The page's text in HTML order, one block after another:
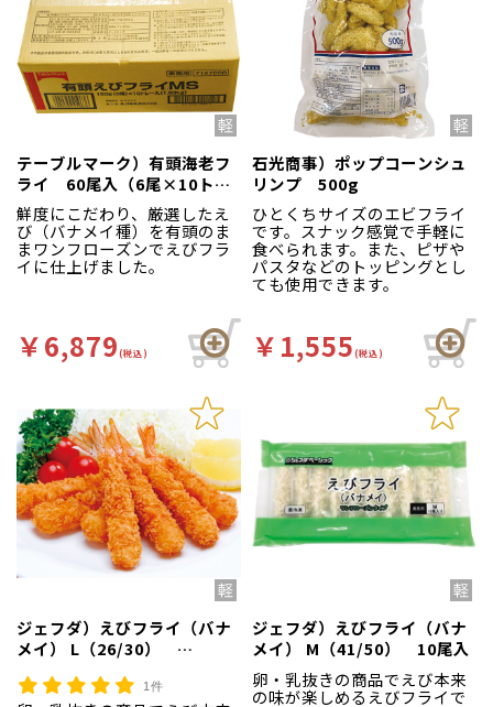
テーブルマーク）有頭海老フ
ライ 60尾入（6尾×10トレ
ー）
鮮度にこだわり、厳選したえ
び（バナメイ種）を有頭のま
まワンフローズンでえびフラ
イに仕上げました。
￥6,879(税込)
石光商事）ポップコーンシュ
リンプ 500g
ひとくちサイズのエビフライ
です。スナック感覚で手軽に
食べられます。また、ピザや
パスタなどのトッピングとし
ても使用できます。
￥1,555(税込)
ジェフダ）えびフライ（バナ
メイ） L（26/30）
1件
ジェフダ）えびフライ（バナ
メイ） M（41/50） 10尾入
卵・乳抜きの商品でえび本来
の味が楽しめるえびフライで